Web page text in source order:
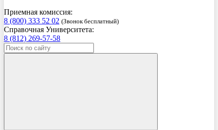
Приемная комиссия:
8 (800) 333 52 02 (Звонок бесплатный)
Справочная Университета:
8 (812) 269-57-58